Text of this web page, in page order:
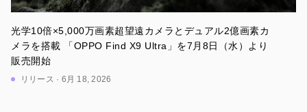
光学10倍×5,000万画素超望遠カメラとデュアル2億画素カ
メラを搭載 「OPPO Find X9 Ultra」を7月8日（水）より
販売開始
リリース · 6月 18, 2026